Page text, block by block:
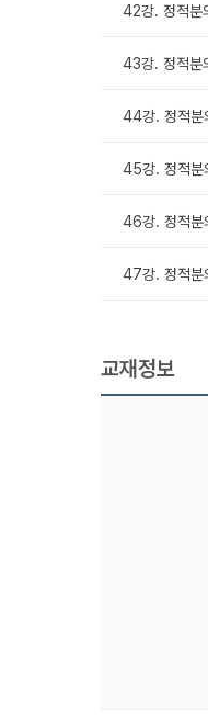
42강. 정적분
43강. 정적분
44강. 정적분
45강. 정적분
46강. 정적
47강. 정적
교재정보